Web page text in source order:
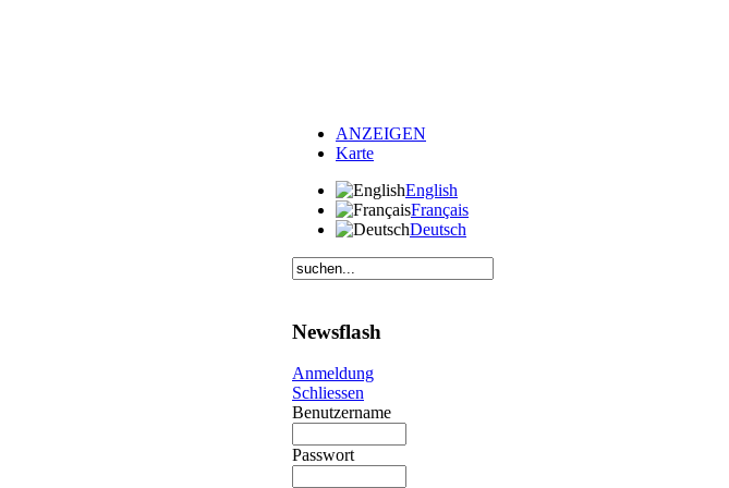
ANZEIGEN
Karte
English
Français
Deutsch
Newsflash
Anmeldung
Schliessen
Benutzername
Passwort